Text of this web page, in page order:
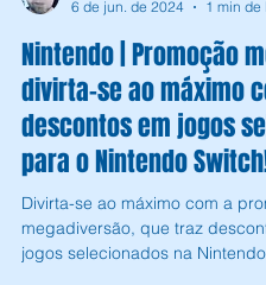
Andrey Daher Coelho
6 de jun. de 2024
1 min de
Nintendo | Promoção